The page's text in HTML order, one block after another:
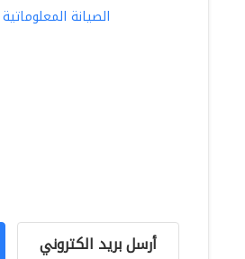
الصيانة المعلوماتية
أرسل بريد الكتروني